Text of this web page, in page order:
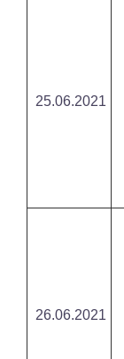
25.06.2021
26.06.2021